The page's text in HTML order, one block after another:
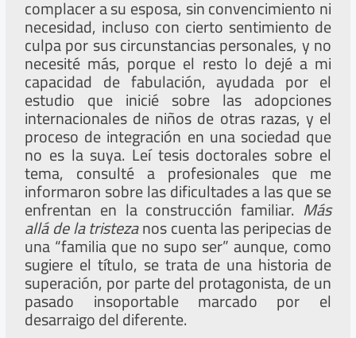
complacer a su esposa, sin convencimiento ni
necesidad, incluso con cierto sentimiento de
culpa por sus circunstancias personales, y no
necesité más, porque el resto lo dejé a mi
capacidad de fabulación, ayudada por el
estudio que inicié sobre las adopciones
internacionales de niños de otras razas, y el
proceso de integración en una sociedad que
no es la suya. Leí tesis doctorales sobre el
tema, consulté a profesionales que me
informaron sobre las dificultades a las que se
enfrentan en la construcción familiar. Más
allá de la tristezanos cuenta las peripecias de
una “familia que no supo ser” aunque, como
sugiere el título, se trata de una historia de
superación, por parte del protagonista, de un
pasado insoportable marcado por el
desarraigo del diferente.